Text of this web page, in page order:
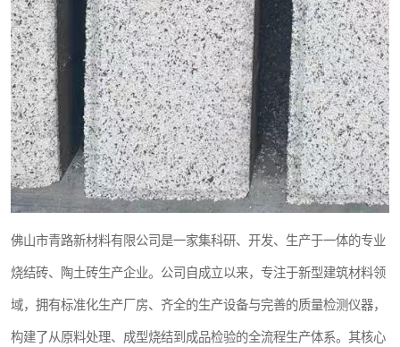
佛山市青路新材料有限公司是一家集科研、开发、生产于一体的专业
烧结砖、陶土砖生产企业。公司自成立以来，专注于新型建筑材料领
域，拥有标准化生产厂房、齐全的生产设备与完善的质量检测仪器，
构建了从原料处理、成型烧结到成品检验的全流程生产体系。其核心